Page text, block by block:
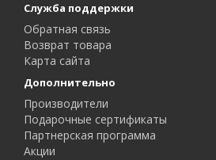
Служба поддержки
Обратная связь
Возврат товара
Карта сайта
Дополнительно
Производители
Подарочные сертификаты
Партнерская программа
Акции